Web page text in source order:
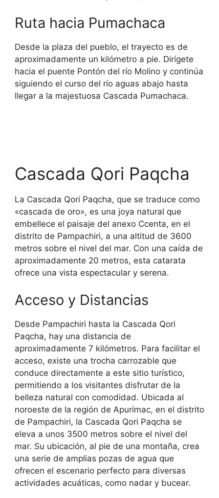
Ruta hacia Pumachaca
Desde la plaza del pueblo, el trayecto es de
aproximadamente un kilómetro a pie. Dirígete
hacia el puente Pontón del río Molino y continúa
siguiendo el curso del río aguas abajo hasta
llegar a la majestuosa Cascada Pumachaca.
Cascada Qori Paqcha
La Cascada Qori Paqcha, que se traduce como
«cascada de oro», es una joya natural que
embellece el paisaje del anexo Ccenta, en el
distrito de Pampachiri, a una altitud de 3600
metros sobre el nivel del mar. Con una caída de
aproximadamente 20 metros, esta catarata
ofrece una vista espectacular y serena.
Acceso y Distancias
Desde Pampachiri hasta la Cascada Qori
Paqcha, hay una distancia de
aproximadamente 7 kilómetros. Para facilitar el
acceso, existe una trocha carrozable que
conduce directamente a este sitio turístico,
permitiendo a los visitantes disfrutar de la
belleza natural con comodidad. Ubicada al
noroeste de la región de Apurímac, en el distrito
de Pampachiri, la Cascada Qori Paqcha se
eleva a unos 3500 metros sobre el nivel del
mar. Su ubicación, al pie de una montaña, crea
una serie de amplias pozas de agua que
ofrecen el escenario perfecto para diversas
actividades acuáticas, como nadar y bucear.